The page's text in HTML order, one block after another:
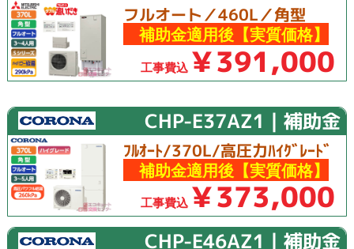
フルオート／460L／角型
補助金適用後【実質価格】
工事費込 ￥391,000
CHP-E37AZ1｜補助金
ﾌﾙｵｰﾄ/370L/高圧力ﾊｲｸﾞﾚｰﾄﾞ
補助金適用後【実質価格】
工事費込 ￥373,000
CHP-E46AZ1｜補助金